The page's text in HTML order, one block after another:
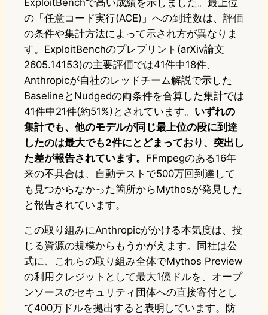
ExploitBenchで高い成績を示しました。最上位
の「任意コード実行(ACE)」への到達数は、評価
の条件や集計方法によって示され方が異なりま
す。ExploitBenchのプレプリント(arXiv論文
2605.14153)の主要評価では41件中18件、
Anthropicが自社のレッドチーム解説で示した
BaselineとNudgedの両条件を合算した集計では
41件中21件(約51%)とされています。 いずれの
集計でも、他のモデルが同じ最上位の段に到達
したのは最大でも2件にとどまっており、突出し
た差が報告されています。 FFmpegのある16年
来の不具合は、自動テストで500万回到達して
も見つからなかった箇所からMythosが発見した
と報告されています。
この取り組みにAnthropicがかける本気度は、投
じる資源の規模からもうかがえます。同社は公
式に、これらの取り組み全体でMythos Preview
の利用クレジットとして最大1億ドルを、オープ
ンソースのセキュリティ団体への直接寄付とし
て400万ドルを拠出すると表明しています。防